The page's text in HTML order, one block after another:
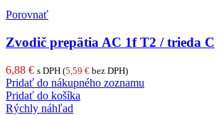
Porovnať
Zvodič prepätia AC 1f T2 / trieda C
6,88 € s DPH (5,59 € bez DPH)
Pridať do nákupného zoznamu
Pridať do košíka
Rýchly náhľad